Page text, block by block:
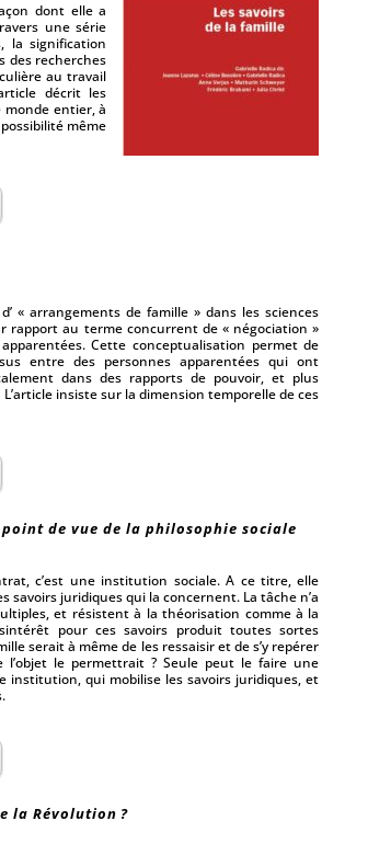
dont elle a
une série
la signification
des recherches
au travail
décrit les
entier, à
même
« arrangements de famille » dans les sciences
rapport au terme concurrent de « négociation »
Cette conceptualisation permet de
entre des personnes apparentées qui ont
dans des rapports de pouvoir, et plus
insiste sur la dimension temporelle de ces
de vue de la philosophie sociale
c’est une institution sociale. A ce titre, elle
juridiques qui la concernent. La tâche n’a
et résistent à la théorisation comme à la
pour ces savoirs produit toutes sortes
serait à même de les ressaisir et de s’y repérer
l’objet le permettrait ? Seule peut le faire une
institution, qui mobilise les savoirs juridiques, et
la Révolution ?